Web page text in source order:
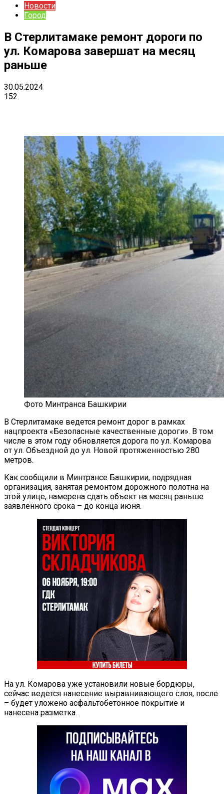
Новости
Город
В Стерлитамаке ремонт дороги по
ул. Комарова завершат на месяц
раньше
30.05.2024
152
Фото Минтранса Башкирии
В Стерлитамаке ведется ремонт дорог в рамках
нацпроекта «Безопасные качественные дороги». В том
числе в этом году обновляется дорога по ул. Комарова
от ул. Объездной до ул. Новой протяженностью 280
метров.
Как сообщили в Минтрансе Башкирии, подрядная
организация, занятая ремонтом дорожного полотна на
этой улице, намерена сдать объект на месяц раньше
заявленного срока – до конца июня.
На ул. Комарова уже установили новые бордюры,
сейчас ведется нанесение выравнивающего слоя, после
– будет уложено асфальтобетонное покрытие и
нанесена разметка.